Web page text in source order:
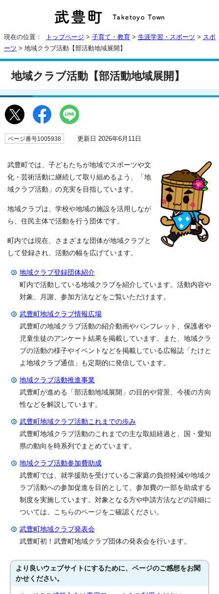
現在の位置： トップページ > 子育て・教育 > 生涯学習・スポーツ > スポ
ーツ > 地域クラブ活動【部活動地域展開】
地域クラブ活動【部活動地域展開】
ページ番号1005938 更新日 2026年6月11日
武豊町では、子どもたちが地域でスポーツや文
化・芸術活動に継続して取り組めるよう、「地
域クラブ活動」の充実を目指しています。
地域クラブは、学校や地域の施設を活用しなが
ら、住民主体で活動を行う団体です。
町内では現在、さまざまな団体が地域クラブと
して登録され、活動の幅を広げています。
地域クラブ登録団体紹介
町内で活動している地域クラブを紹介しています。活動内容や
対象、月謝、参加方法などをご覧いただけます。
武豊町地域クラブ情報広場
武豊町の地域クラブ活動の紹介動画やパンフレット、保護者や
児童生徒のアンケート結果を掲載しています。また、地域クラ
ブの活動の様子やイベントなどを掲載している広報誌「たけと
よ地域クラブ通信」も定期的に発信しています。
地域クラブ活動推進事業
武豊町が進める「部活動地域展開」の目的や背景、今後の方向
性などを解説しています。
武豊町地域クラブ活動これまでの歩み
武豊町地域クラブ活動のこれまでの主な取組経過と、国・愛知
県の動向を時系列でまとめています。
地域クラブ活動参加費助成
武豊町では、就学援助を受けているご家庭の負担軽減や地域ク
ラブ活動への参加促進を目的として、参加費の一部を助成する
制度を実施しています。対象となる方や申請方法などの詳細に
ついては、こちらのページをご確認ください。
武豊町地域クラブ発表会
武豊町初！武豊町地域クラブ団体の発表会を行います。
より良いウェブサイトにするために、ページのご感想をお聞
かせください。